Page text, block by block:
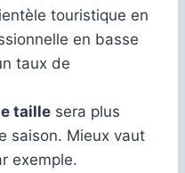
touristique en
en basse
taux de
taille sera plus
saison. Mieux vaut
exemple.